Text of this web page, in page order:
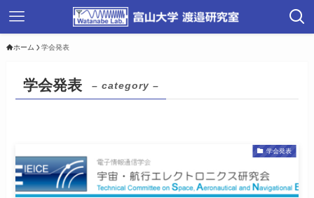
ホーム 学会発表
学会発表 – category –
学会発表